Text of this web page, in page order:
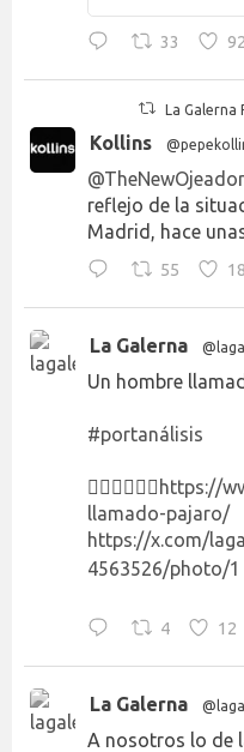
33 92
La Galerna
Kollins
@TheNewOjeador
reflejo de la
Madrid, hace
55
La Galerna
Un hombre
#portanálisis
👉🏻👉🏻👉🏻 https://
llamado-pajaro/
https://x.com/
4563526/photo/1
4 12
La Galerna
A nosotros lo de